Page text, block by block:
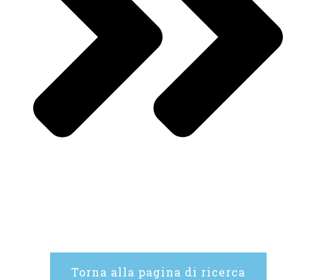
Torna alla pagina di ricerca